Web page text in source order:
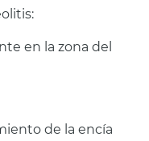
en la zona del
de la encía